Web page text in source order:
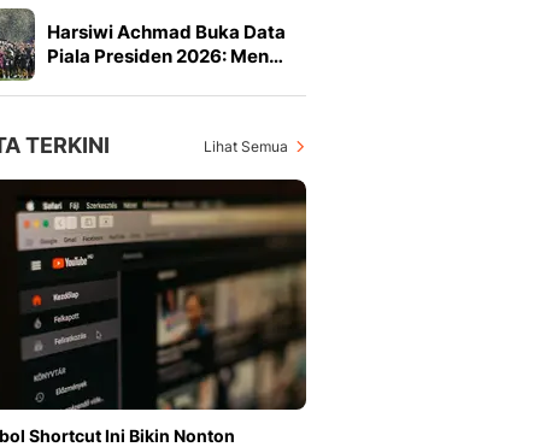
Harsiwi Achmad Buka Data
Piala Presiden 2026: Men…
TERKINI Lihat Semua
Shortcut Ini Bikin Nonton